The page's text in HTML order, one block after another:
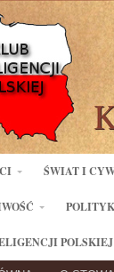
ŚWIAT I
POLSKIEJ